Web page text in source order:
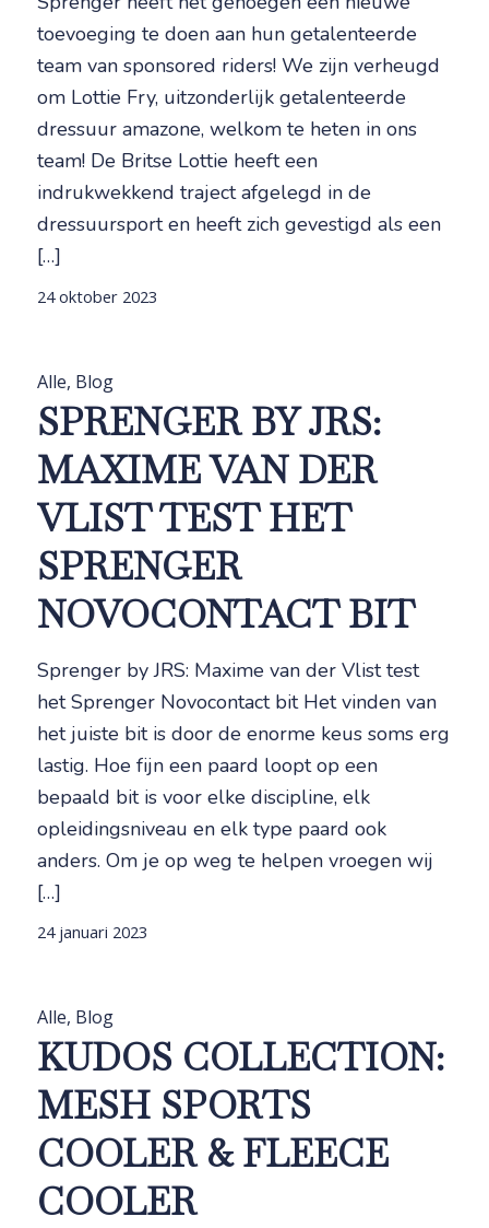
toevoeging te doen aan hun getalenteerde
team van sponsored riders! We zijn verheugd
om Lottie Fry, uitzonderlijk getalenteerde
dressuur amazone, welkom te heten in ons
team! De Britse Lottie heeft een
indrukwekkend traject afgelegd in de
dressuursport en heeft zich gevestigd als een
[…]
24 oktober 2023
Alle, Blog
SPRENGER BY JRS:
MAXIME VAN DER
VLIST TEST HET
SPRENGER
NOVOCONTACT BIT
Sprenger by JRS: Maxime van der Vlist test
het Sprenger Novocontact bit Het vinden van
het juiste bit is door de enorme keus soms erg
lastig. Hoe fijn een paard loopt op een
bepaald bit is voor elke discipline, elk
opleidingsniveau en elk type paard ook
anders. Om je op weg te helpen vroegen wij
[…]
24 januari 2023
Alle, Blog
KUDOS COLLECTION:
MESH SPORTS
COOLER & FLEECE
COOLER